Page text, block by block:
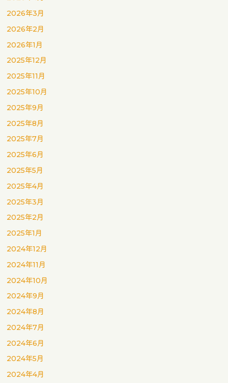
2026年3月
2026年2月
2026年1月
2025年12月
2025年11月
2025年10月
2025年9月
2025年8月
2025年7月
2025年6月
2025年5月
2025年4月
2025年3月
2025年2月
2025年1月
2024年12月
2024年11月
2024年10月
2024年9月
2024年8月
2024年7月
2024年6月
2024年5月
2024年4月